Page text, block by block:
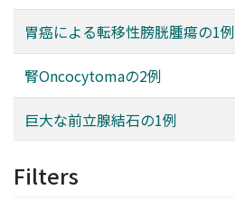
胃癌による転移性膀胱腫瘍の1例
腎Oncocytomaの2例
巨大な前立腺結石の1例
Filters